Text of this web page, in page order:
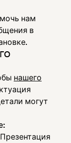
нам
в
нашего
могут